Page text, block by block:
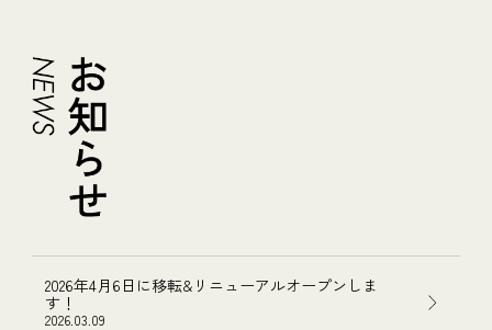
2026年4月6日に移転&リニューアルオープンしま
す！
2026.03.09